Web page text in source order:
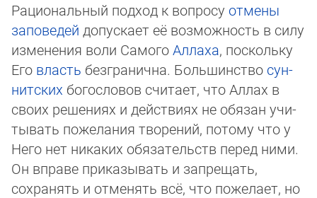
Рациональный подход к вопросу отмены
заповедей допускает её возможность в силу
изменения воли СамогоАллаха, поскольку
Его власть безгранична. Большинство сун­
нит­ских богословов считает, что Аллах в
своих решениях и действиях не обязан учи­
ты­вать поже­ла­ния творений, потому что у
Него нет никаких обязательств перед ни­ми.
Он вправе приказывать и запрещать,
сохранять и отменять всё, что пожелает, но